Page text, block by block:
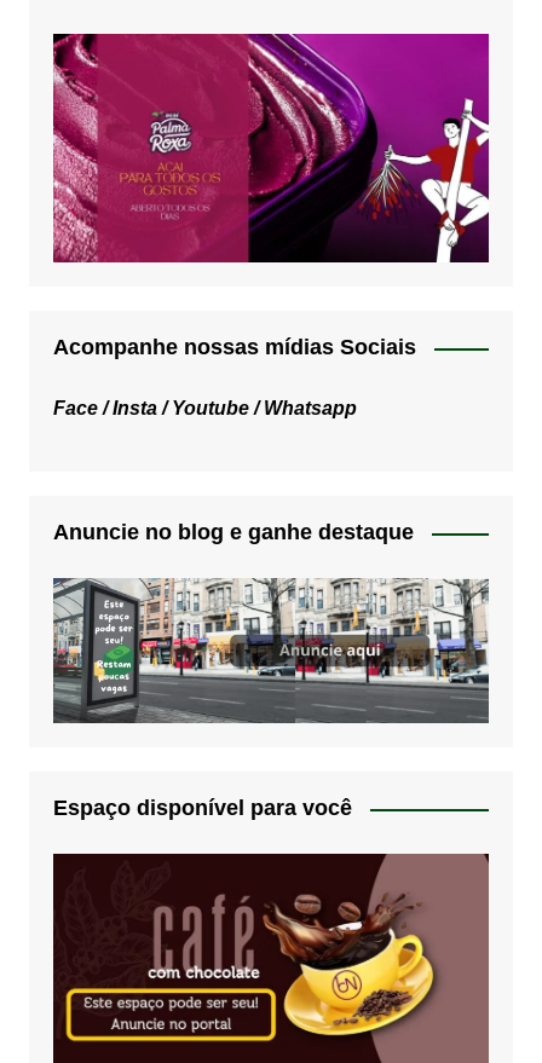
Acompanhe nossas mídias Sociais
Face /Insta /Youtube /Whatsapp
Anuncie no blog e ganhe destaque
Espaço disponível para você